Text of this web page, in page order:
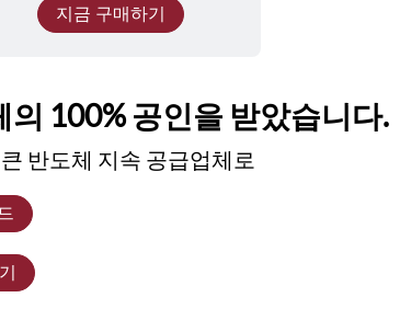
지금 구매하기
100% 공인을 받았습니다.
반도체 지속 공급업체로